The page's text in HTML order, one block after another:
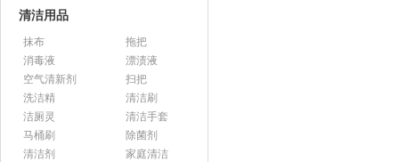
清洁用品
抹布
拖把
消毒液
漂渍液
空气清新剂
扫把
洗洁精
清洁刷
洁厕灵
清洁手套
马桶刷
除菌剂
清洁剂
家庭清洁